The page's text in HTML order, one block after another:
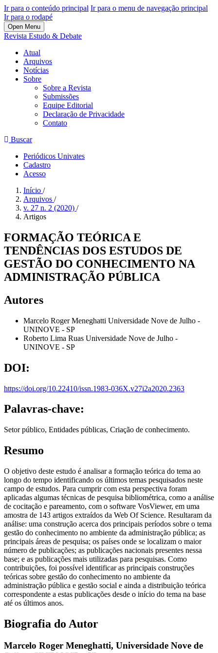
Ir para o conteúdo principal Ir para o menu de navegação principal
Ir para o rodapé
Open Menu
Revista Estudo & Debate
Atual
Arquivos
Notícias
Sobre
Sobre a Revista
Submissões
Equipe Editorial
Declaração de Privacidade
Contato
Buscar
Periódicos Univates
Cadastro
Acesso
Início /
Arquivos /
v. 27 n. 2 (2020) /
Artigos
FORMAÇÃO TEÓRICA E
TENDÊNCIAS DOS ESTUDOS DE
GESTÃO DO CONHECIMENTO NA
ADMINISTRAÇÃO PÚBLICA
Autores
Marcelo Roger Meneghatti Universidade Nove de Julho -
UNINOVE - SP
Roberto Lima Ruas Universidade Nove de Julho -
UNINOVE - SP
DOI:
https://doi.org/10.22410/issn.1983-036X.v27i2a2020.2363
Palavras-chave:
Setor público, Entidades públicas, Criação de conhecimento.
Resumo
O objetivo deste estudo é analisar a formação teórica do tema ao
longo do tempo identificando os últimos temas pesquisados neste
campo de estudos. Para cumprir com esta perspectiva foram
aplicadas algumas técnicas de pesquisa bibliométrica, como a análise
de cocitação e pareamento, com o software VosViewer, em uma
amostra de 143 artigos extraídos da Web Of Science. Resultaram da
análise: uma construção acerca dos principais períodos sobre o tema
gestão do conhecimento no ambiente da administração pública; as
principais áreas de pesquisa; os países onde se localizam o maior
número de publicações; as publicações nacionais presentes nessa
base; e as publicações mais utilizadas para pesquisas. Como
contribuições, foi possível identificar as principais construções
teóricas sobre gestão do conhecimento no ambiente da
administração pública e gestão social e ainda a distribuição teórica
correspondente a estas publicações desde o início do tema na base
até os últimos anos.
Biografia do Autor
Marcelo Roger Meneghatti, Universidade Nove de